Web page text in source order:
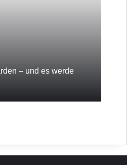
– und es werde